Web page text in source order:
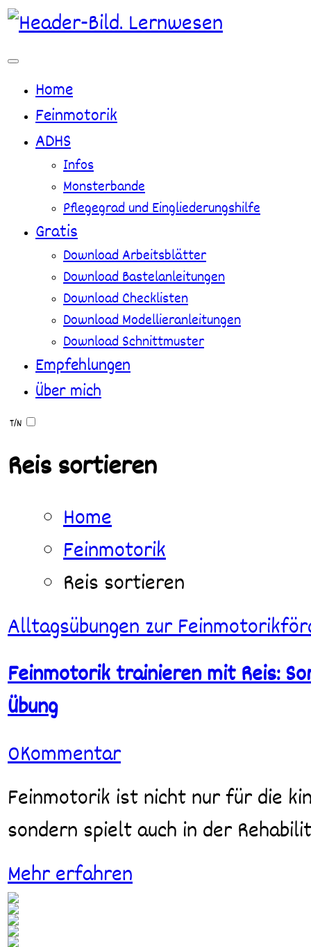
Zum
Inhalt
Home
Feinmotorik
ADHS
Infos
Monsterbande
Pflegegrad und Eingliederungshilfe
Gratis
Download Arbeitsblätter
Download Bastelanleitungen
Download Checklisten
Download Modellieranleitungen
Download Schnittmuster
Empfehlungen
Über mich
T/N
Reis sortieren
Home
Feinmotorik
Reis sortieren
Feinmotorik
trainieren
Reis:
Sortieren
&
Umfüllen
einfache
DIY-
Alltagsübungen zur
Feinmotorik trainieren mit Reis:
Übung
0Kommentar
Feinmotorik ist nicht nur für die kindliche Entwicklung entscheidend,
sondern spielt auch in der
Mehr erfahren